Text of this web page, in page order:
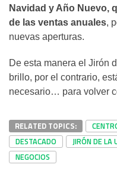
Navidad y Año Nuevo,
de las ventas anuales,
nuevas aperturas.
De esta manera el Jirón
brillo, por el contrario,
necesario… para volver
RELATED TOPICS:
DESTACADO
JIRÓN DE LA
NEGOCIOS